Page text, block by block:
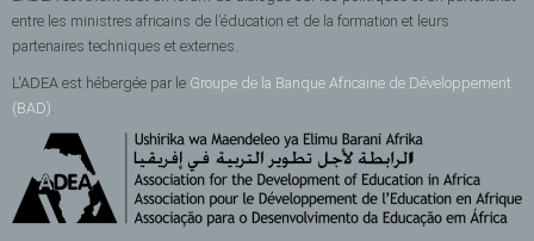
entre les ministres africains de l’éducation et de la formation et leurs
partenaires techniques et externes.
L'ADEA est hébergée par le Groupe de la Banque Africaine de Développement
(BAD)